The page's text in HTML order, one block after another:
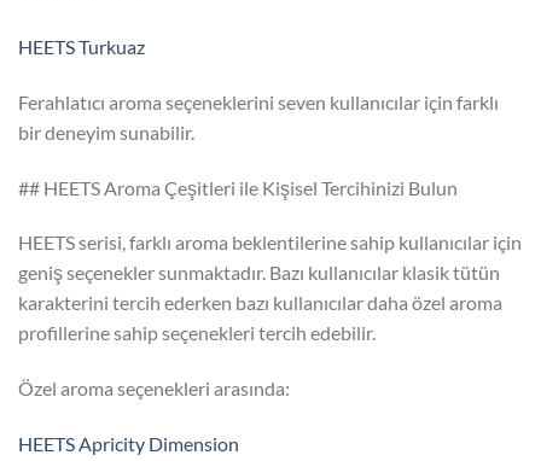
HEETS Turkuaz
Ferahlatıcı aroma seçeneklerini seven kullanıcılar için farklı
bir deneyim sunabilir.
## HEETS Aroma Çeşitleri ile Kişisel Tercihinizi Bulun
HEETS serisi, farklı aroma beklentilerine sahip kullanıcılar için
geniş seçenekler sunmaktadır. Bazı kullanıcılar klasik tütün
karakterini tercih ederken bazı kullanıcılar daha özel aroma
profillerine sahip seçenekleri tercih edebilir.
Özel aroma seçenekleri arasında:
HEETS Apricity Dimension